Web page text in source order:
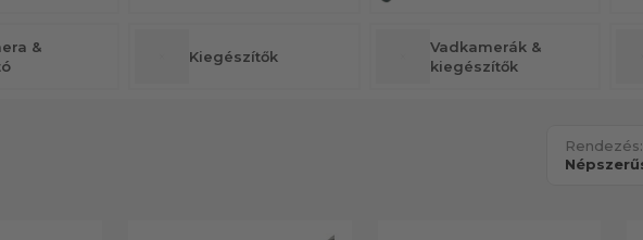
&
Kiegészítők
Vadkamerák &
kiegészítők
Rendezés: